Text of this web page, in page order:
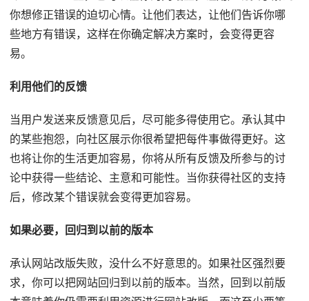
你想修正错误的迫切心情。让他们表达，让他们告诉你哪
些地方有错误，这样在你确定解决方案时，会变得更容
易。
利用他们的反馈
当用户发送来反馈意见后，尽可能多得使用它。承认其中
的某些抱怨，向社区展示你很希望把每件事做得更好。这
也将让你的生活更加容易，你将从所有反馈及所参与的讨
论中获得一些结论、主意和可能性。当你获得社区的支持
后，修改某个错误就会变得更加容易。
如果必要，回归到以前的版本
承认网站改版失败，没什么不好意思的。如果社区强烈要
求，你可以把网站回归到以前的版本。当然，回到以前版